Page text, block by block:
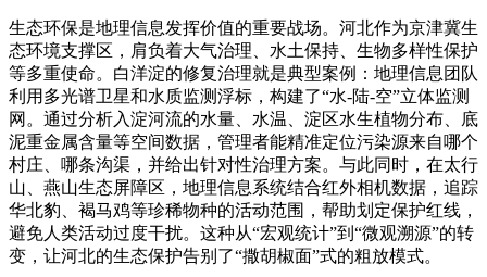
生态环保是地理信息发挥价值的重要战场。河北作为京津冀生
态环境支撑区，肩负着大气治理、水土保持、生物多样性保护
等多重使命。白洋淀的修复治理就是典型案例：地理信息团队
利用多光谱卫星和水质监测浮标，构建了“水‑陆‑空”立体监测
网。通过分析入淀河流的水量、水温、淀区水生植物分布、底
泥重金属含量等空间数据，管理者能精准定位污染源来自哪个
村庄、哪条沟渠，并给出针对性治理方案。与此同时，在太行
山、燕山生态屏障区，地理信息系统结合红外相机数据，追踪
华北豹、褐马鸡等珍稀物种的活动范围，帮助划定保护红线，
避免人类活动过度干扰。这种从“宏观统计”到“微观溯源”的转
变，让河北的生态保护告别了“撒胡椒面”式的粗放模式。